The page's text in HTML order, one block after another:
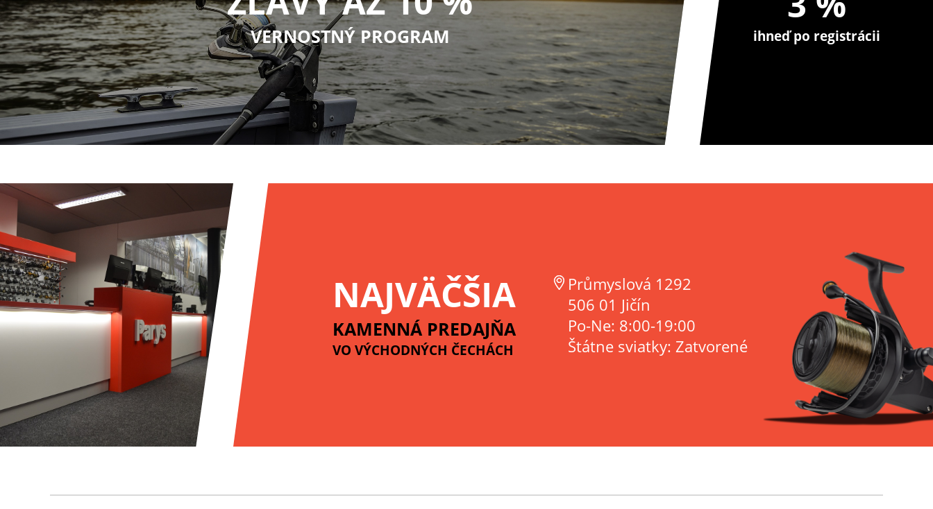
VERNOSTNÝ PROGRAM ihneď po registrácii
NAJVÄČŠIA
KAMENNÁ PREDAJŇA
VO VÝCHODNÝCH ČECHÁCH
Průmyslová 1292
506 01 Jičín
Po-Ne: 8:00-19:00
Štátne sviatky: Zatvorené